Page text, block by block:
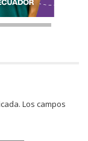
Los campos